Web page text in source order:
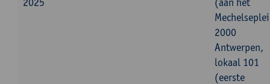
2000
Antwerpen,
lokaal 101
(eerste